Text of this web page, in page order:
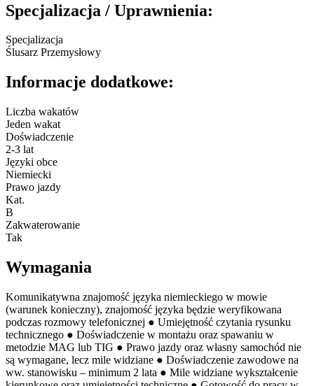
Specjalizacja / Uprawnienia:
Specjalizacja
Ślusarz Przemysłowy
Informacje dodatkowe:
Liczba wakatów
Jeden wakat
Doświadczenie
2-3 lat
Języki obce
Niemiecki
Prawo jazdy
Kat.
B
Zakwaterowanie
Tak
Wymagania
Komunikatywna znajomość języka niemieckiego w mowie
(warunek konieczny), znajomość języka będzie weryfikowana
podczas rozmowy telefonicznej ● Umiejętność czytania rysunku
technicznego ● Doświadczenie w montażu oraz spawaniu w
metodzie MAG lub TIG ● Prawo jazdy oraz własny samochód nie
są wymagane, lecz mile widziane ● Doświadczenie zawodowe na
ww. stanowisku – minimum 2 lata ● Mile widziane wykształcenie